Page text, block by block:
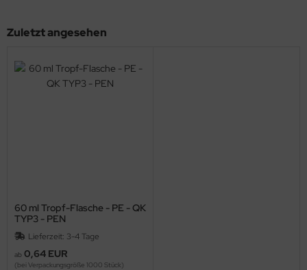
Zuletzt angesehen
60 ml Tropf-Flasche - PE - QK
TYP3 - PEN
Lieferzeit: 3-4 Tage
ab 0,64 EUR
(bei Verpackungsgröße 1000 Stück)